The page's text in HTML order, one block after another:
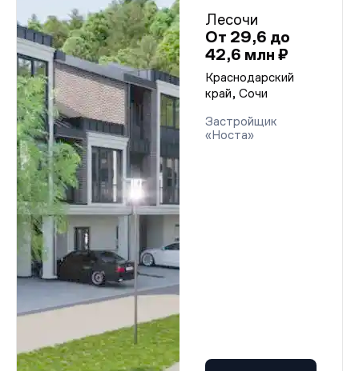
Лесочи
От 29,6 до
42,6 млн ₽
Краснодарский
край, Сочи
Застройщик
«Носта»